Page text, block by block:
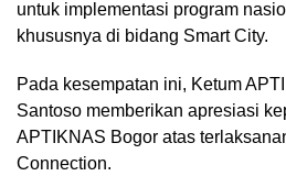
untuk implementasi program
khususnya di bidang Smart City.
Pada kesempatan ini, Ketum
Santoso memberikan apresiasi
APTIKNAS Bogor atas
Connection.